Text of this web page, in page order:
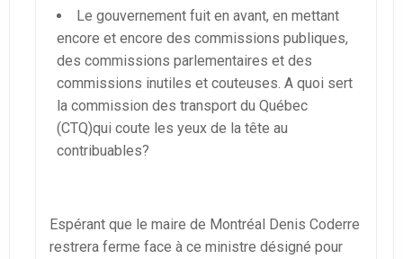
Le gouvernement fuit en avant, en mettant
encore et encore des commissions publiques,
des commissions parlementaires et des
commissions inutiles et couteuses. A quoi sert
la commission des transport du Québec
(CTQ)qui coute les yeux de la tête au
contribuables?
Espérant que le maire de Montréal Denis Coderre
restrera ferme face à ce ministre désigné pour